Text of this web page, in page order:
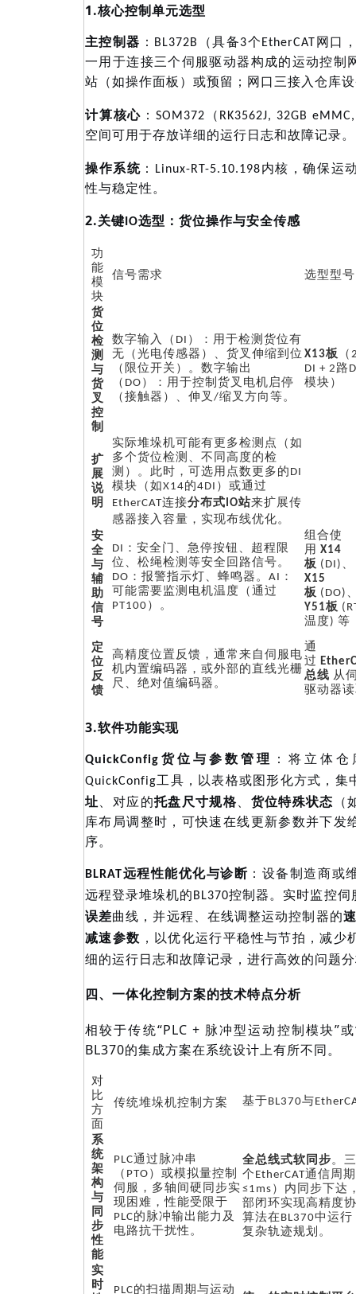
1.核心控制单元选型
主控制器 ： BL372B（具备3个EtherCAT网口
一用于连接三个伺服驱动器构成的运动控制
站（如操作面板）或预留；网口三接入仓库
计算核心 ： SOM372（RK3562J, 32GB
空间可用于存放详细的运行日志和故障记录。
操作系统 ：
Linux-RT-5.10.198内核，确保
性与稳定性。
2.关键IO选型：货位操作与安全传感
功
能
模
块
信号需求 选型型号
货
位
检
测
与
货
叉
控
制
数字输入（ DI）：用于检测货位有
无（光电传感器）、货叉伸缩到位
（限位开关）。数字输出
（DO）：用于控制货叉电机启停
（接触器）、伸叉/缩叉方向等。
X13板 （
DI + 2路
模块）
扩
展
说
明
实际堆垛机可能有更多检测点（如
多个货位检测、不同高度的检
测）。此时，可选用点数更多的 DI
模块（如X14的4DI）或通过
EtherCAT连接分布式 IO站来扩展传
感器接入容量，实现布线优化。
安
全
与
辅
助
信
号
DI：安全门、急停按钮、超程限
位、松绳检测等安全回路信号。
DO：报警指示灯、蜂鸣器。AI：
可能需要监测电机温度（通过
PT100）。
组合使
用 X14
板 (DI)、
X15
板 (DO)
Y51板
温度) 等
定
位
反
馈
高精度位置反馈，通常来自伺服电
机内置编码器，或外部的直线光栅
尺、绝对值编码器。
通
过
总线 从
驱动器
3.软件功能实现
QuickConfig货位与参数管理 ：将立体
QuickConfig工具，以表格或图形化方式，集
址、对应的托盘尺寸规格、 货位特殊状态
库布局调整时，可快速在线更新参数并下发
序。
BLRAT远程性能优化与诊断 ：设备制造商或
远程登录堆垛机的 BL370控制器。实时监控伺
误差曲线，并远程、在线调整运动控制器的
减速参数 ，以优化运行平稳性与节拍，减
细的运行日志和故障记录，进行高效的问题
四、一体化控制方案的技术特点分析
相较于传统“PLC + 脉冲型运动控制模块”
BL370的集成方案在系统设计上有所不同。
对
比
方
面
传统堆垛机控制方案 基于BL370与
系
统
架
构
与
同
步
性
能
PLC通过脉冲串
（PTO）或模拟量控制
伺服，多轴间硬同步实
现困难，性能受限于
PLC的脉冲输出能力及
电路抗干扰性。
全总线式软同步。
个 EtherCAT通信周
≤1ms）内同步下达
部闭环实现高精度
算法在BL370中运
复杂轨迹规划。
实
时
PLC的扫描周期与运动